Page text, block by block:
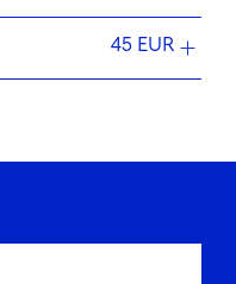
45 EUR